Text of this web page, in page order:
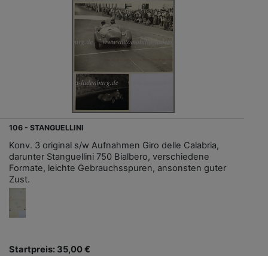
106 - STANGUELLINI
Konv. 3 original s/w Aufnahmen Giro delle Calabria,
darunter Stanguellini 750 Bialbero, verschiedene
Formate, leichte Gebrauchsspuren, ansonsten guter
Zust.
Startpreis: 35,00 €